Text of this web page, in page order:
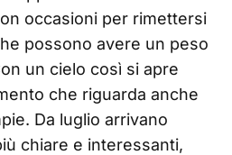
occasioni per rimettersi
possono avere un peso
un cielo così si apre
che riguarda anche
Da luglio arrivano
chiare e interessanti,